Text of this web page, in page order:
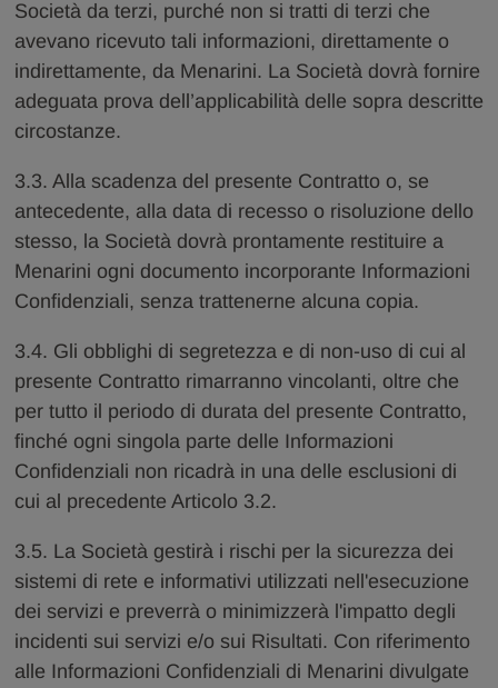
Società da terzi, purché non si tratti di terzi che
avevano ricevuto tali informazioni, direttamente o
indirettamente, da Menarini. La Società dovrà fornire
adeguata prova dell’applicabilità delle sopra descritte
circostanze.
3.3. Alla scadenza del presente Contratto o, se
antecedente, alla data di recesso o risoluzione dello
stesso, la Società dovrà prontamente restituire a
Menarini ogni documento incorporante Informazioni
Confidenziali, senza trattenerne alcuna copia.
3.4. Gli obblighi di segretezza e di non-uso di cui al
presente Contratto rimarranno vincolanti, oltre che
per tutto il periodo di durata del presente Contratto,
finché ogni singola parte delle Informazioni
Confidenziali non ricadrà in una delle esclusioni di
cui al precedente Articolo 3.2.
3.5. La Società gestirà i rischi per la sicurezza dei
sistemi di rete e informativi utilizzati nell'esecuzione
dei servizi e preverrà o minimizzerà l'impatto degli
incidenti sui servizi e/o sui Risultati. Con riferimento
alle Informazioni Confidenziali di Menarini divulgate